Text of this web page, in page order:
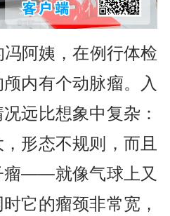
阿姨，在例行体检
内有个动脉瘤。入
远比想象中复杂：
形态不规则，而且
瘤——就像气球上又
它的瘤颈非常宽，